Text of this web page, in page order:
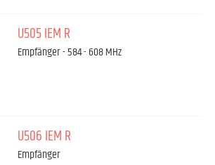
U505 IEM R
Empfänger - 584 - 608 MHz
U506 IEM R
Empfänger